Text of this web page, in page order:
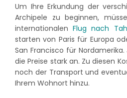
Um Ihre Erkundung der
Archipele zu beginnen,
internationalenFlug nach
starten von Paris für Europa
San Francisco für
die Preise stark an. Zu diesen
noch der Transport und
Ihrem Wohnort hinzu.